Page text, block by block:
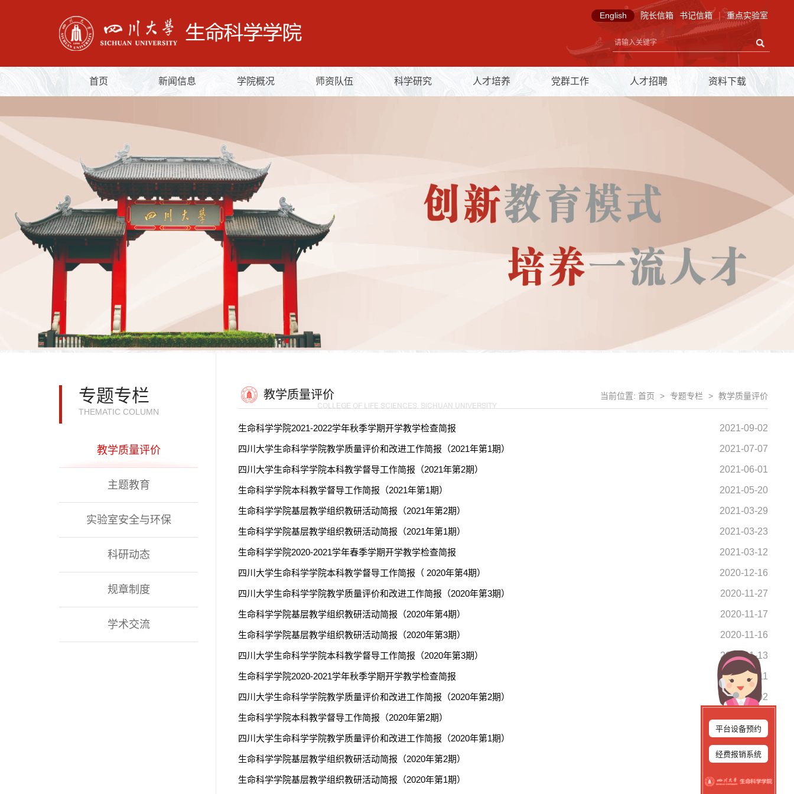
重点实验室
书记信箱
院长信箱
English
首页 新闻信息 学院概况 师资队伍 科学研究 人才培养 党群工作 人才招聘 资料下载
专题专栏
THEMATIC COLUMN
教学质量评价
主题教育
实验室安全与环保
科研动态
规章制度
学术交流
教学质量评价 当前位置: 首页 > 专题专栏 > 教学质量评价
2021-09-02
生命科学学院2021-2022学年秋季学期开学教学检查简报
2021-07-07
四川大学生命科学学院教学质量评价和改进工作简报（2021年第1期）
2021-06-01
四川大学生命科学学院本科教学督导工作简报（2021年第2期）
2021-05-20
生命科学学院本科教学督导工作简报（2021年第1期）
2021-03-29
生命科学学院基层教学组织教研活动简报（2021年第2期）
2021-03-23
生命科学学院基层教学组织教研活动简报（2021年第1期）
2021-03-12
生命科学学院2020-2021学年春季学期开学教学检查简报
2020-12-16
四川大学生命科学学院本科教学督导工作简报（ 2020年第4期）
2020-11-27
四川大学生命科学学院教学质量评价和改进工作简报（2020年第3期）
2020-11-17
生命科学学院基层教学组织教研活动简报（2020年第4期）
2020-11-16
生命科学学院基层教学组织教研活动简报（2020年第3期）
2020-11-13
四川大学生命科学学院本科教学督导工作简报（2020年第3期）
2020-09-11
生命科学学院2020-2021学年秋季学期开学教学检查简报
2020-07-02
四川大学生命科学学院教学质量评价和改进工作简报（2020年第2期）
2020-07-02
生命科学学院本科教学督导工作简报（2020年第2期）
2020-06-23
四川大学生命科学学院教学质量评价和改进工作简报（2020年第1期）
2020-05-25
生命科学学院基层教学组织教研活动简报（2020年第2期）
2020-04-22
生命科学学院基层教学组织教研活动简报（2020年第1期）
平台设备预约
经费报销系统